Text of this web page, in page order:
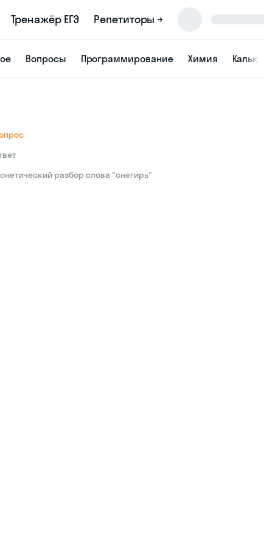
Тренажёр ЕГЭ Репетиторы →
Вопросы Программирование Химия
разбор слова "снегирь"